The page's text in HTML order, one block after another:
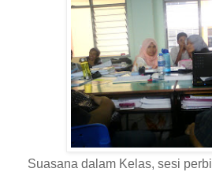
Suasana dalam Kelas, sesi